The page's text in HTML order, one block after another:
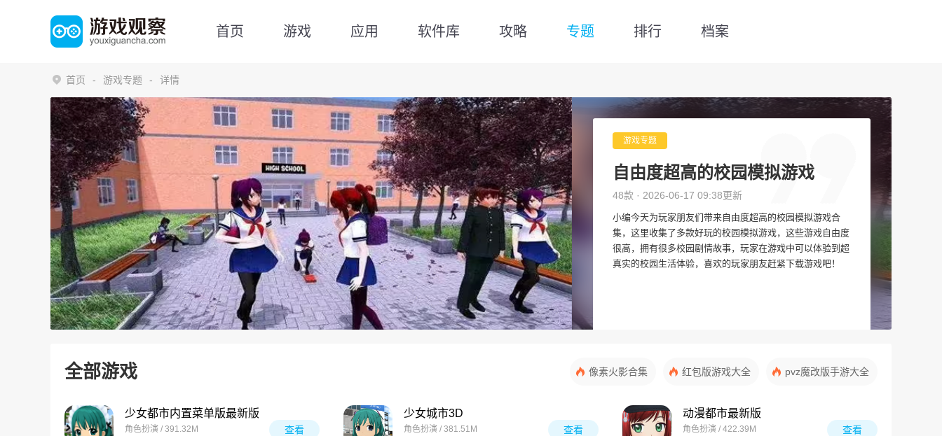
首页 游戏 应用 软件库 攻略 专题 排行 档案
首页 游戏专题 详情
游戏专题
自由度超高的校园模拟游戏
48款 · 2026-06-17 09:38更新
小编今天为玩家朋友们带来自由度超高的校园模拟游戏合
集，这里收集了多款好玩的校园模拟游戏，这些游戏自由度
很高，拥有很多校园剧情故事，玩家在游戏中可以体验到超
真实的校园生活体验，喜欢的玩家朋友赶紧下载游戏吧！
全部游戏 像素火影合集 红包版游戏大全 pvz魔改版手游大全
少女都市内置菜单版最新版
角色扮演 / 391.32M
查看
少女城市3D
角色扮演 / 381.51M
查看
动漫都市最新版
角色扮演 / 422.39M
查看